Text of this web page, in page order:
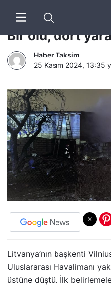
Litvanya’da
Bir ölü, dört
Haber Taksim
25 Kasım 2024, 13:35
Litvanya’nın başkenti
Uluslararası Havalimanı
üstüne düştü. İlk